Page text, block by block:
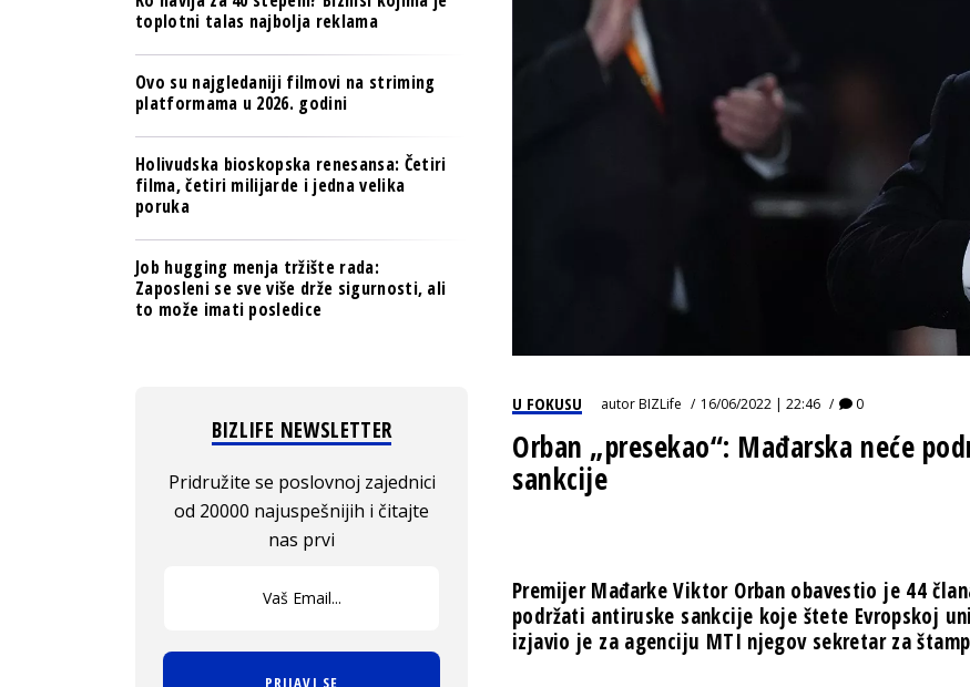
TECH I AI
BIZNIS & SPORT
PULS REGIONA
NOVO NA RAFU
IZJAVA GODINE
PULS REGIONA
U FOKUSU autorBIZLife 16/06/2022 | 22:46 0
Orban „presekao“: Mađarska neće
sankcije
Premijer Mađarke Viktor Orban obavestio je 44
podržati antiruske sankcije koje štete Evropskoj
izjavio je za agenciju MTI njegov sekretar za
toplotni talas najbolja reklama
Ovo su najgledaniji filmovi na striming
platformama u 2026. godini
Holivudska bioskopska renesansa: Četiri
filma, četiri milijarde i jedna velika
poruka
Job hugging menja tržište rada:
Zaposleni se sve više drže sigurnosti, ali
to može imati posledice
BIZLIFE NEWSLETTER
Pridružite se poslovnoj zajednici
od 20000 najuspešnijih i čitajte
nas prvi
PRIJAVI SE